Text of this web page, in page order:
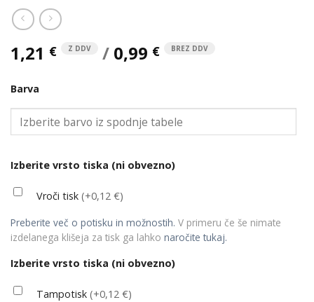
1,21 € Z DDV / 0,99 € BREZ DDV
Barva
Izberite vrsto tiska (ni obvezno)
Vroči tisk (+0,12 €)
Preberite več o potisku in možnostih. V primeru če še nimate
izdelanega klišeja za tisk ga lahko naročite tukaj.
Izberite vrsto tiska (ni obvezno)
Tampotisk (+0,12 €)